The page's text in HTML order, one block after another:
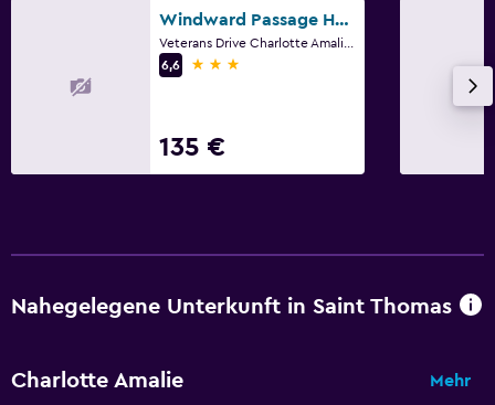
Windward Passage Hotel
6,6
3 Sterne
135 €
Nahegelegene Unterkunft in Saint Thomas
Charlotte Amalie Mehr